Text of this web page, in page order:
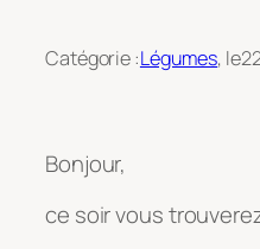
Catégorie :Légumes, le
Bonjour,
ce soir vous